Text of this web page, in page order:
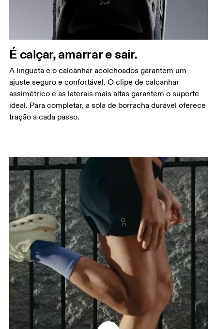
É calçar, amarrar e sair.
A lingueta e o calcanhar acolchoados garantem um
ajuste seguro e confortável. O clipe de calcanhar
assimétrico e as laterais mais altas garantem o suporte
ideal. Para completar, a sola de borracha durável oferece
tração a cada passo.